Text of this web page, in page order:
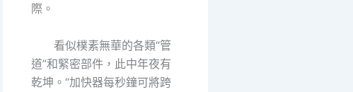
際。
看似樸素無華的各類“管
道”和緊密部件，此中年夜有
乾坤。“加快器每秒鐘可將跨